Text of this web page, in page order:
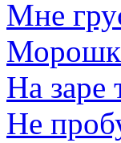
Мне
На заре
Не